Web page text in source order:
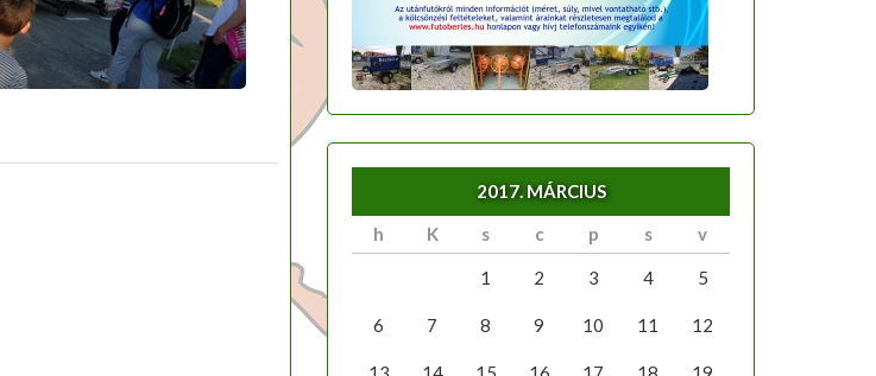
2017. MÁRCIUS
h
K s c p s v
1 2 3 4 5
6 7 8 9 10 11 12